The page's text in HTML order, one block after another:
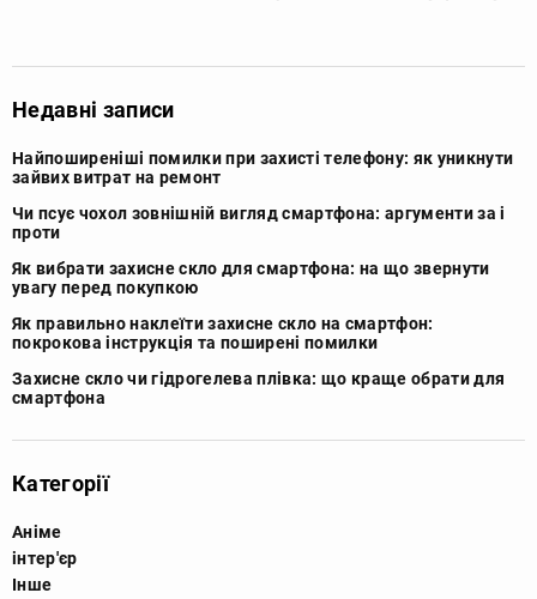
Недавні записи
Найпоширеніші помилки при захисті телефону: як уникнути
зайвих витрат на ремонт
Чи псує чохол зовнішній вигляд смартфона: аргументи за і
проти
Як вибрати захисне скло для смартфона: на що звернути
увагу перед покупкою
Як правильно наклеїти захисне скло на смартфон:
покрокова інструкція та поширені помилки
Захисне скло чи гідрогелева плівка: що краще обрати для
смартфона
Категорії
Аніме
інтер'єр
Інше